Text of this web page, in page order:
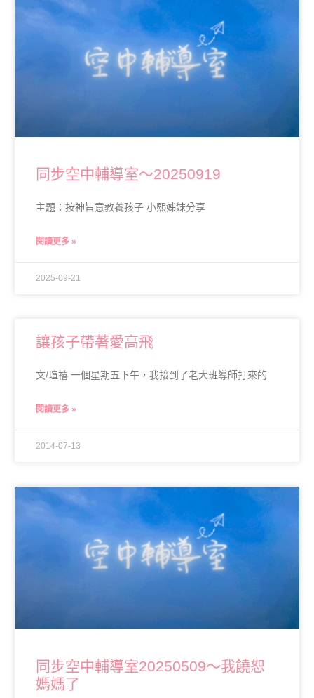
同步空中輔導室～20250919
主題：按神旨意教養孩子 小熙姊妹分享
閱讀更多 »
2025-09-21
讓孩子帶著愛高飛
文/瑄禧 一個星期五下午，我接到了老大班導師打來的
閱讀更多 »
2014-07-13
同步空中輔導室20250509～我饒恕
媽媽了